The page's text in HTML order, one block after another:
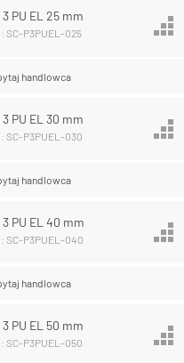
3 PU EL 25 mm
SC-P3PUEL-025
handlowca
3 PU EL 30 mm
SC-P3PUEL-030
handlowca
3 PU EL 40 mm
SC-P3PUEL-040
handlowca
3 PU EL 50 mm
SC-P3PUEL-050